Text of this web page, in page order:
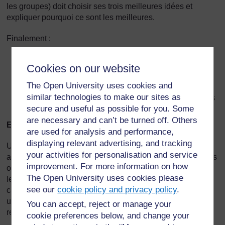
Cookies on our website
The Open University uses cookies and
similar technologies to make our sites as
secure and useful as possible for you. Some
are necessary and can’t be turned off. Others
are used for analysis and performance,
displaying relevant advertising, and tracking
your activities for personalisation and service
improvement. For more information on how
The Open University uses cookies please
see ourcookie policy and privacy policy.
You can accept, reject or manage your
cookie preferences below, and change your
les groupes) doit choisir ses trois meilleures idées et
expliquer pourquoi ce sont les meilleures.
Finalement :
bien
demandez-leur ce qu’ils ont trouvé utile dans leur
activité. Qu’ont-ils découvert sur le sujet débattu dans
le remue-méninges et qu’ils ne savaient pas avant ?
En quoi consiste une carte conceptuelle ou mentale ?
Une carte conceptuelle est un moyen de représenter des
aspects clé d’un sujet central. Les cartes mentales sont des
outils visuels qui aident les élèves à structurer et organiser
leur propre réflexion sur un concept ou sur un sujet. Une
carte mentale réduit une grande quantité d’informations en
un diagramme facile à comprendre et qui montre les
relations et les tendances entre différents aspects du sujet.